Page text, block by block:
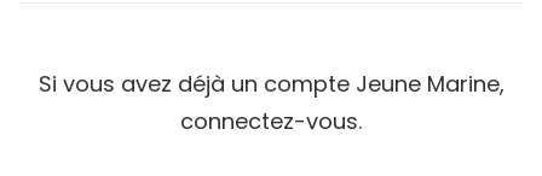
Si vous avez déjà un compte Jeune Marine,
connectez-vous.